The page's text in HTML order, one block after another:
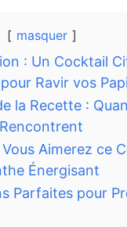
masquer
: Un Cocktail
Ravir vos
la Recette :
Aimerez ce
Énergisant
Parfaites pour